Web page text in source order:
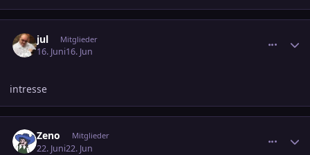
jul Mitglieder
16. Juni16. Jun
intresse
Zeno Mitglieder
22. Juni22. Jun